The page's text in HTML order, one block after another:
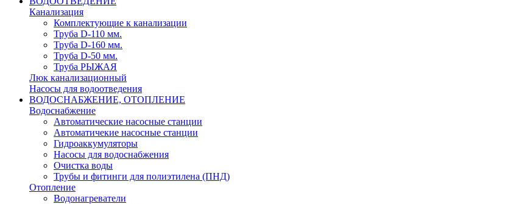
Канализация
Комплектующие к канализации
Труба D-110 мм.
Труба D-160 мм.
Труба D-50 мм.
Труба РЫЖАЯ
Люк канализационный
Насосы для водоотведения
ВОДОСНАБЖЕНИЕ, ОТОПЛЕНИЕ
Водоснабжение
Автоматичеcкие насосные станции
Автоматичекие насосные станции
Гидроаккумуляторы
Насосы для водоснабжения
Очистка воды
Трубы и фитинги для полиэтилена (ПНД)
Отопление
Водонагреватели